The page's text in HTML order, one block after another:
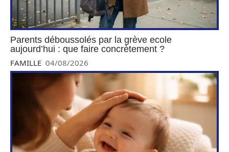
Parents déboussolés par la grève ecole
aujourd’hui : que faire concrètement ?
FAMILLE 04/08/2026